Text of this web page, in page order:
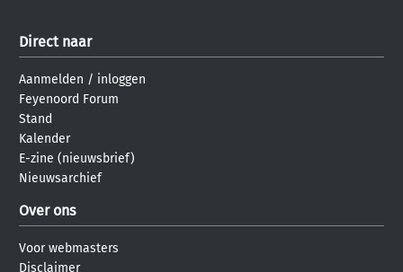
Direct naar
Aanmelden / inloggen
Feyenoord Forum
Stand
Kalender
E-zine (nieuwsbrief)
Nieuwsarchief
Over ons
Voor webmasters
Disclaimer